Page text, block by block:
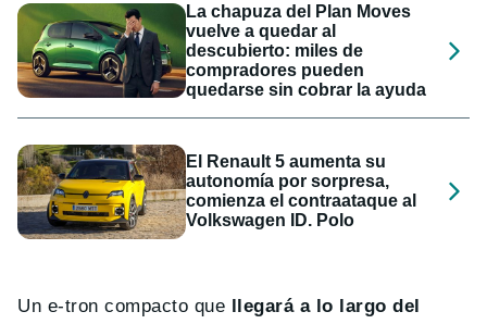
La chapuza del Plan Moves
vuelve a quedar al
descubierto: miles de
compradores pueden
quedarse sin cobrar la ayuda
El Renault 5 aumenta su
autonomía por sorpresa,
comienza el contraataque al
Volkswagen ID. Polo
Un e-tron compacto que llegará a lo largo del